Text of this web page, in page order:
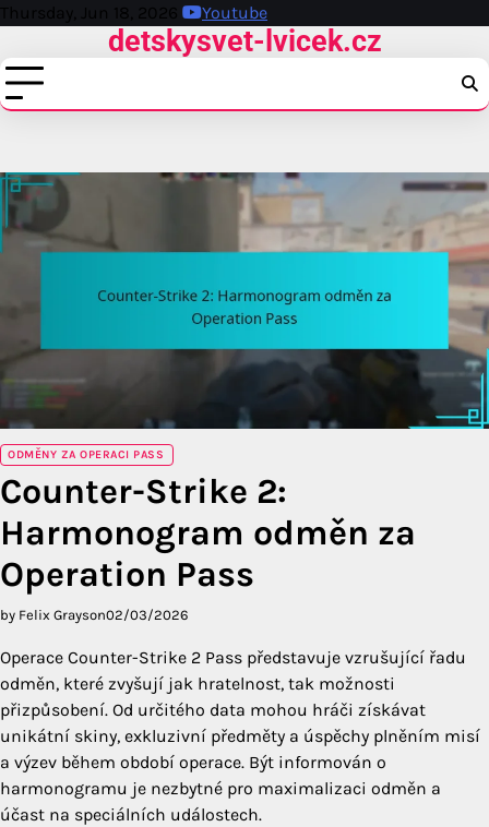
Skip
content
Thursday, Jun 18, 2026 Youtube
detskysvet-lvicek.cz
ODMĚNY ZA OPERACI PASS
Counter-Strike 2:
Harmonogram odměn za
Operation Pass
by Felix Grayson02/03/2026
Operace Counter-Strike 2 Pass představuje vzrušující řadu
odměn, které zvyšují jak hratelnost, tak možnosti
přizpůsobení. Od určitého data mohou hráči získávat
unikátní skiny, exkluzivní předměty a úspěchy plněním misí
a výzev během období operace. Být informován o
harmonogramu je nezbytné pro maximalizaci odměn a
účast na speciálních událostech.